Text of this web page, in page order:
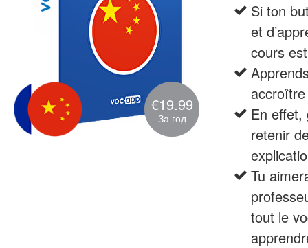
€19.99
За год
Si ton
et
cours
En effet,
retenir
Tu
tout le